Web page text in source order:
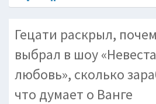
Гецати раскрыл,
выбрал в шоу
любовь», сколько
что думает о Ванге